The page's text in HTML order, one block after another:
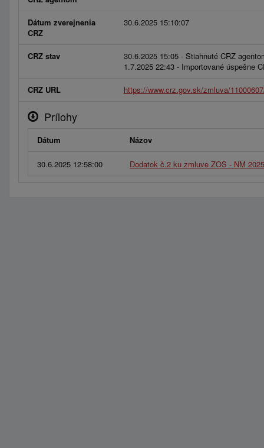
Dátum zverejnenia
CRZ
30.6.2025 15:10:07
CRZ stav
30.6.2025 15:05 - Stiahnuté CRZ
1.7.2025 22:43 - Importované úspešne
CRZ URL https://www.crz.gov.sk/zmluva/
Prílohy
Dátum Názov
30.6.2025 12:58:00 Dodatok č.2 ku zmluve ZOS - NM